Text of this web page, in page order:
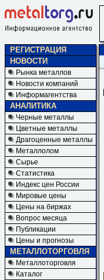
РЕГИСТРАЦИЯ
НОВОСТИ
Рынка металлов
Новости компаний
Информагентства
АНАЛИТИКА
Черные металлы
Цветные металлы
Драгоценные металлы
Металлолом
Сырье
Статистика
Индекс цен России
Мировые цены
Цены на биржах
Вопрос месяца
Публикации
Цены и прогнозы
МЕТАЛЛОТОРГОВЛЯ
Металлоторговля
Каталог